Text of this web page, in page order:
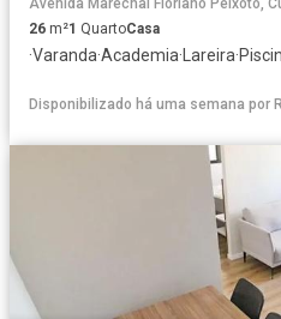
Avenida Marechal Floriano Peixoto,
26 m²1 QuartoCasa
·Varanda·Academia· Lareira·
Disponibilizado há uma semana por